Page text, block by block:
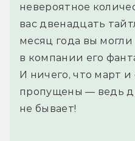
невероятное
вас двенадцать
месяц года вы могли
в компании его
И ничего, что март
пропущены — ведь
не бывает!